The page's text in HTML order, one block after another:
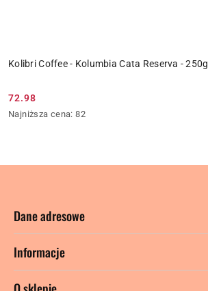
Kolibri Coffee - Kolumbia Cata Reserva - 250g
Cena
promocyjna:
72.98
Najniższa
dni
Najniższa cena: 82
Dane adresowe
Informacje